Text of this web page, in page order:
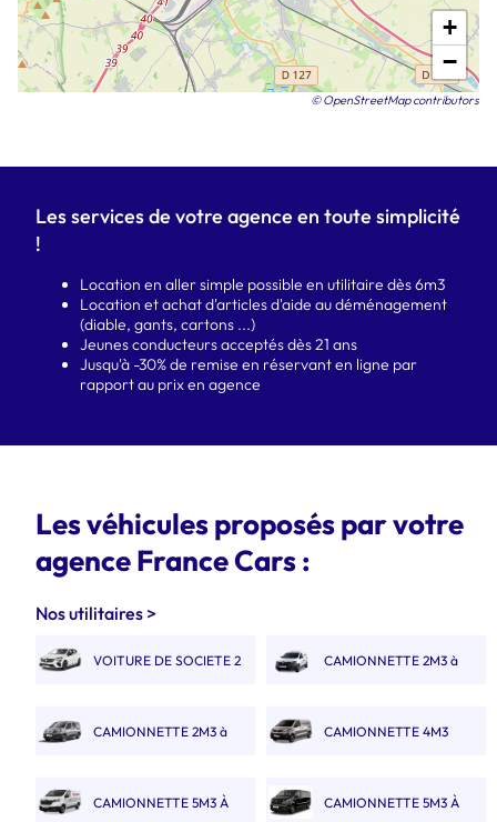
+
−
© OpenStreetMap contributors
Les services de votre agence en toute simplicité
!
Location en aller simple possible en utilitaire dès 6m3
Location et achat d'articles d'aide au déménagement
(diable, gants, cartons ...)
Jeunes conducteurs acceptés dès 21 ans
Jusqu'à -30% de remise en réservant en ligne par
rapport au prix en agence
Les véhicules proposés par votre
agence France Cars :
Nos utilitaires >
VOITURE DE SOCIETE 2 CAMIONNETTE 2M3 à
CAMIONNETTE 2M3 à
CAMIONNETTE 4M3
CAMIONNETTE 5M3 À CAMIONNETTE 5M3 À